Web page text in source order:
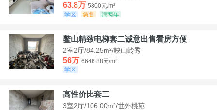
63.8万 5800元/m²
学区
急售 满两年
鳌山精致电梯套二诚意出售看房方便
2室2厅/84.25m²/映山岭秀
56万 6646.88元/m²
学区
高性价比套三
3室2厅/106.00m²/世外桃苑